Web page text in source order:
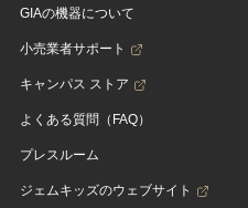
GIAの機器について
小売業者サポート
キャンパス ストア
よくある質問（FAQ）
プレスルーム
ジェムキッズのウェブサイト